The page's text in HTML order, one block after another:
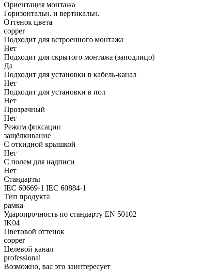
Ориентация монтажа
Горизонтальн. и вертикальн.
Оттенок цвета
copper
Подходит для встроенного монтажа
Нет
Подходит для скрытого монтажа (заподлицо)
Да
Подходит для установки в кабель-канал
Нет
Подходит для установки в пол
Нет
Прозрачный
Нет
Режим фиксации
защёлкивание
С откидной крышкой
Нет
С полем для надписи
Нет
Стандарты
IEC 60669-1 IEC 60884-1
Тип продукта
рамка
Ударопрочность по стандарту EN 50102
IK04
Цветовой оттенок
copper
Целевой канал
professional
Возможно, вас это заинтересует